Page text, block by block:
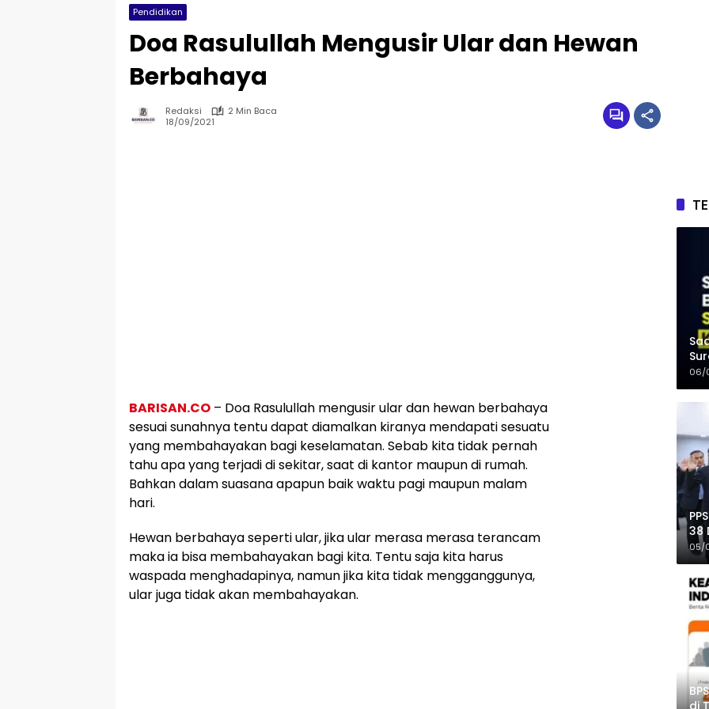
Pendidikan
Doa Rasulullah Mengusir Ular dan Hewan
Berbahaya
Redaksi
2 Min Baca
18/09/2021
BARISAN.CO – Doa Rasulullah mengusir ular dan hewan berbahaya
sesuai sunahnya tentu dapat diamalkan kiranya mendapati sesuatu
yang membahayakan bagi keselamatan. Sebab kita tidak pernah
tahu apa yang terjadi di sekitar, saat di kantor maupun di rumah.
Bahkan dalam suasana apapun baik waktu pagi maupun malam
hari.
Hewan berbahaya seperti ular, jika ular merasa merasa terancam
maka ia bisa membahayakan bagi kita. Tentu saja kita harus
waspada menghadapinya, namun jika kita tidak mengganggunya,
ular juga tidak akan membahayakan.
06/
38
05/
di